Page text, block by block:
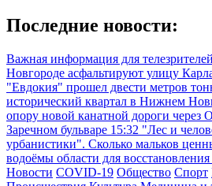
Последние новости:
Важная информация для телезрителей
Новгороде асфальтируют улицу
"Евдокия" прошел двести метров
исторический квартал в Нижнем
опору новой канатной дороги через
Заречном бульваре 15:32 "Лес и
урбанистики". Сколько мальков
водоёмы области для восстановления
Новости COVID-19 Общество Спорт